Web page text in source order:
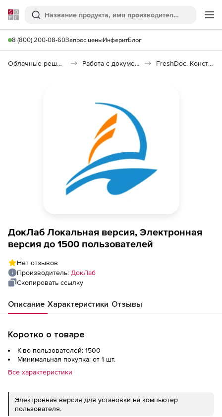
Softline
Поиск
8 (800) 200-08-60Запрос ценыИнферитБлог
Облачные решения (SaaS) Работа с документами (SaaS) FreshDoc. Конструктор документов
ДокЛаб Локальная версия, Электронная
версия до 1500 пользователей
Нет отзывов
Производитель: ДокЛаб
Скопировать ссылку
Описание Характеристики Отзывы
Коротко о товаре
К-во пользователей: 1500
Минимальная покупка: от 1 шт.
Все характеристики
Электронная версия для установки на компьютер
пользователя.